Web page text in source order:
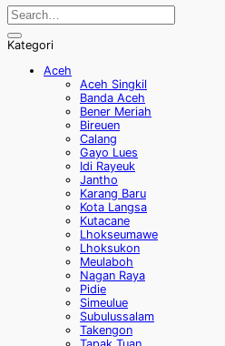
Kategori
Aceh
Aceh Singkil
Banda Aceh
Bener Meriah
Bireuen
Calang
Gayo Lues
Idi Rayeuk
Jantho
Karang Baru
Kota Langsa
Kutacane
Lhokseumawe
Lhoksukon
Meulaboh
Nagan Raya
Pidie
Simeulue
Subulussalam
Takengon